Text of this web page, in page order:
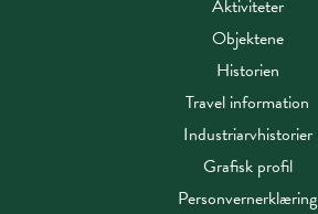
Aktiviteter
Objektene
Historien
Travel information
Industriarvhistorier
Grafisk profil
Personvernerklæring